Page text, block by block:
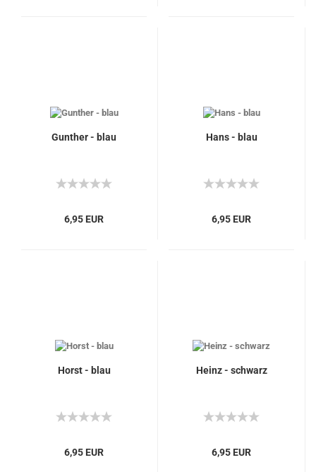
Gunther - blau
6,95 EUR
Hans - blau
6,95 EUR
Horst - blau
6,95 EUR
Heinz - schwarz
6,95 EUR